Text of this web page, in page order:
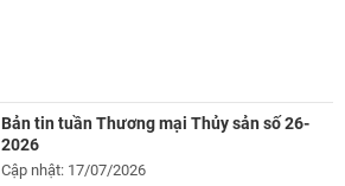
Bản tin tuần Thương mại Thủy sản số 26-
2026
Cập nhật: 17/07/2026